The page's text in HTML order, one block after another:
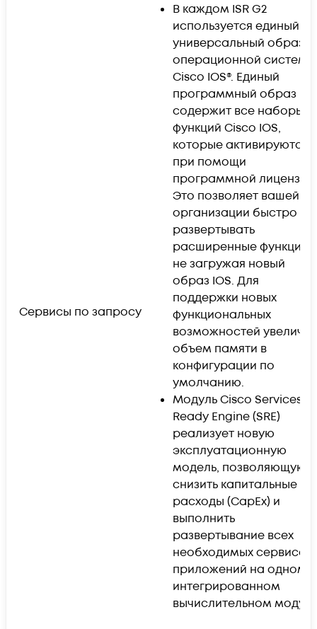
Сервисы по запросу
В каждом ISR G2
используется единый
универсальный образ
операционной системы
Cisco IOS®. Единый
программный образ
содержит все наборы
функций Cisco IOS,
которые активируются
при помощи
программной лицензии.
Это позволяет вашей
организации быстро
развертывать
расширенные функции,
не загружая новый
образ IOS. Для
поддержки новых
функциональных
возможностей увеличен
объем памяти в
конфигурации по
умолчанию.
Модуль Cisco Services
Ready Engine (SRE)
реализует новую
эксплуатационную
модель, позволяющую
снизить капитальные
расходы (CapEx) и
выполнить
развертывание всех
необходимых сервисов
приложений на одном
интегрированном
вычислительном